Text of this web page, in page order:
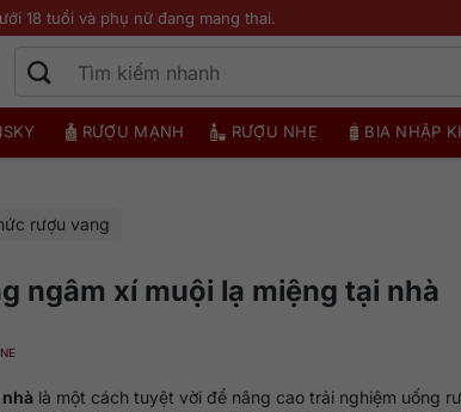
18 tuổi và phụ nữ đang mang thai.
RƯỢU MẠNH RƯỢU NHẸ BIA NHẬP
rượu vang
ngâm xí muội lạ miệng tại nhà
là một cách tuyệt vời để nâng cao trải nghiệm uống